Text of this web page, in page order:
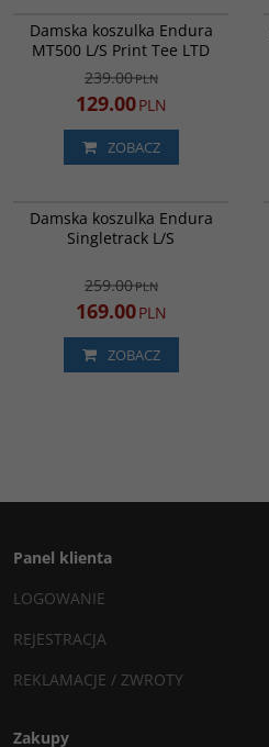
PROMOCJA WYPRZEDAŻ
Damska koszulka Endura
MT500 L/S Print Tee LTD
239.00PLN
129.00PLN
ZOBACZ
PROMOCJA
Damska koszulka Endura
Singletrack L/S
259.00PLN
169.00PLN
ZOBACZ
Panel klienta
LOGOWANIE
REJESTRACJA
REKLAMACJE / ZWROTY
Zakupy